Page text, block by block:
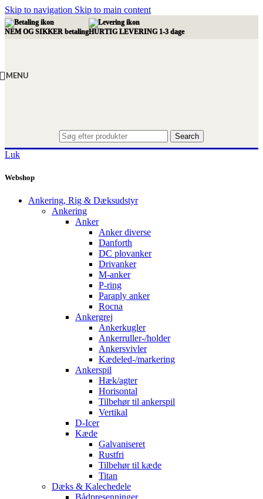
Skip to navigation Skip to main content
NEM OG SIKKER betalingHURTIG LEVERING 1-3 dage
MENU
Search
Luk
Webshop
Ankering, Rig & Dæksudstyr
Ankering
Anker
Anker diverse
Danforth
DC plovanker
Drivanker
M-anker
P-ring
Paraply anker
Rocna
Ankergrej
Ankerkugler
Ankerruller-/holder
Ankersvivler
Kædeled-/markering
Ankerspil
Hæk/agter
Horisontal
Tilbehør til ankerspil
Vertikal
D-Icer
Kæde
Galvaniseret
Rustfri
Tilbehør til kæde
Titan
Dæks & Kalechedele